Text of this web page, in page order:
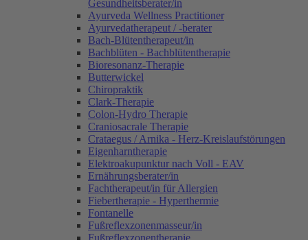
Gesundheitsberater/in
Ayurveda Wellness Practitioner
Ayurvedatherapeut / -berater
Bach-Blütentherapeut/in
Bachblüten - Bachblütentherapie
Bioresonanz-Therapie
Butterwickel
Chiropraktik
Clark-Therapie
Colon-Hydro Therapie
Craniosacrale Therapie
Crataegus / Arnika - Herz-Kreislaufstörungen
Eigenharntherapie
Elektroakupunktur nach Voll - EAV
Ernährungsberater/in
Fachtherapeut/in für Allergien
Fiebertherapie - Hyperthermie
Fontanelle
Fußreflexzonenmasseur/in
Fußreflexzonentherapie